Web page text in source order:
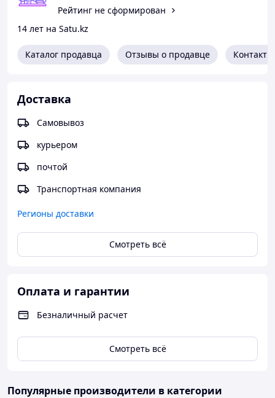
Рейтинг не сформирован
14 лет на Satu.kz
Каталог продавца Отзывы о продавце Контакты
Доставка
Самовывоз
курьером
почтой
Транспортная компания
Регионы доставки
Смотреть всё
Оплата и гарантии
Безналичный расчет
Смотреть всё
Популярные производители в категории